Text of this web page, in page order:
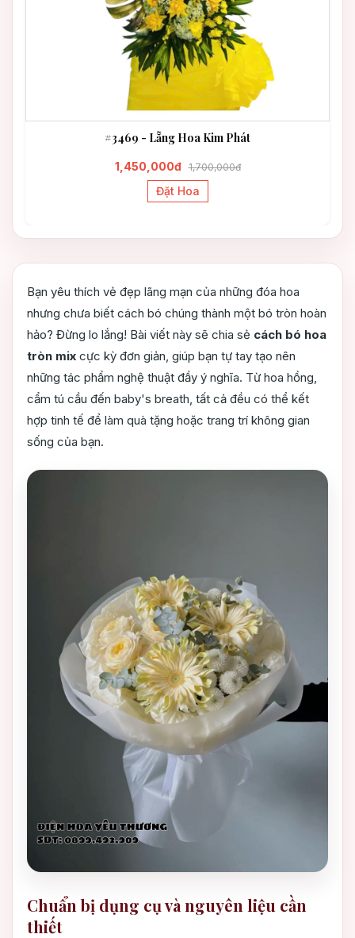
#3469 - Lẵng Hoa Kim Phát
1,450,000đ 1,700,000đ
Đặt Hoa
Bạn yêu thích vẻ đẹp lãng mạn của những đóa hoa
nhưng chưa biết cách bó chúng thành một bó tròn hoàn
hảo? Đừng lo lắng! Bài viết này sẽ chia sẻ cách bó hoa
tròn mix cực kỳ đơn giản, giúp bạn tự tay tạo nên
những tác phẩm nghệ thuật đầy ý nghĩa. Từ hoa hồng,
cẩm tú cầu đến baby's breath, tất cả đều có thể kết
hợp tinh tế để làm quà tặng hoặc trang trí không gian
sống của bạn.
Chuẩn bị dụng cụ và nguyên liệu cần
thiết